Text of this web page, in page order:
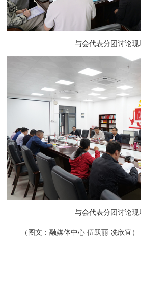
与会代表分团讨论现
与会代表分团讨论现
（图文：融媒体中心 伍跃丽 冼欣宜）